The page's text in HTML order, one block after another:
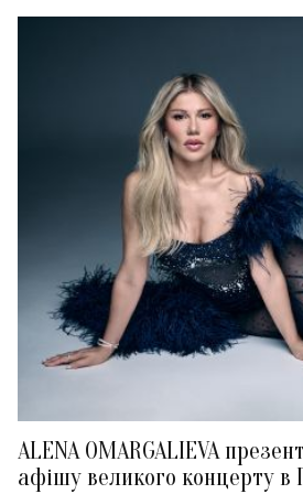
ALENA OMARGALIEVA
афішу великого концерту в